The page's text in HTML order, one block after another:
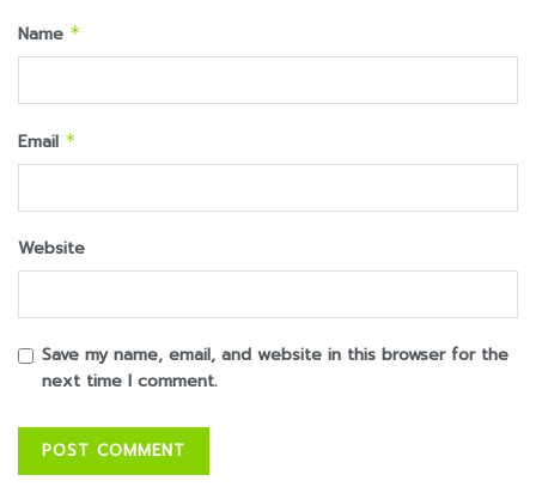
Name *
Email *
Website
Save my name, email, and website in this browser for the
next time I comment.